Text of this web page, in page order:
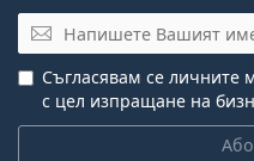
Имейл
Съгласявам се личните
с цел изпращане на